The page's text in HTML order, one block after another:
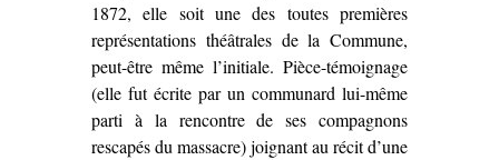
1872, elle soit une des toutes premières
représentations théâtrales de la Commune,
peut-être même l’initiale. Pièce-témoignage
(elle fut écrite par un communard lui-même
parti à la rencontre de ses compagnons
rescapés du massacre) joignant au récit d’une